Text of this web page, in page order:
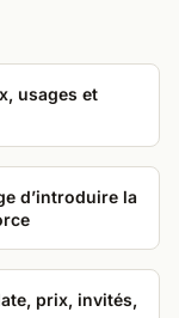
usages et
d’introduire la
prix, invités,